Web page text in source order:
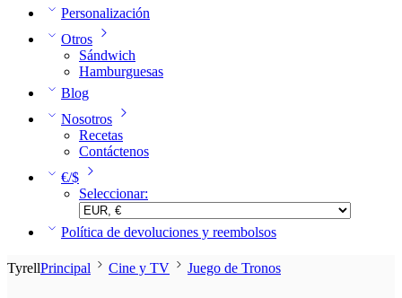
Personalización
Otros
Sándwich
Hamburguesas
Blog
Nosotros
Recetas
Contáctenos
€/$
Seleccionar:
Política de devoluciones y reembolsos
TyrellPrincipal Cine y TV Juego de Tronos